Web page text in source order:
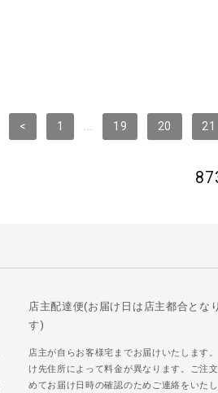
< 1 ... 19 20 21
店主配達便(お届け日は店主都合とな
す)
店主が自らお客様宅までお届けいたします
け先住所によって料金が異なります。ご注
めてお届け日時の確認のためご連絡をいたし